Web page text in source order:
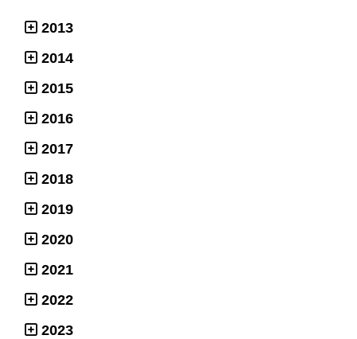
2013
2014
2015
2016
2017
2018
2019
2020
2021
2022
2023